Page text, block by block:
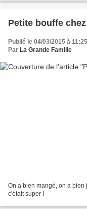
Petite bouffe
Publié le 04/03/2015 à 11:25
Par La Grande Famille
On a bien mangé, on a
c'était super !